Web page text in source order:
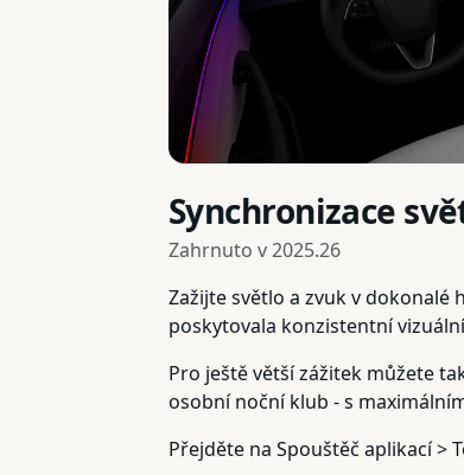
Synchronizace
Zahrnuto v2025.26
Zažijte světlo a zvuk v dokonalé
poskytovala konzistentní
Pro ještě větší zážitek můžete
osobní noční klub - s
Přejděte na Spouštěč aplikací >